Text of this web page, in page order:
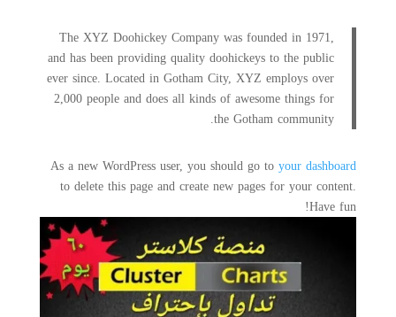
The XYZ Doohickey Company was founded in 1971,
and has been providing quality doohickeys to the public
ever since. Located in Gotham City, XYZ employs over
2,000 people and does all kinds of awesome things for
the Gotham community.
As a new WordPress user, you should go toyour dashboard
to delete this page and create new pages for your content.
Have fun!